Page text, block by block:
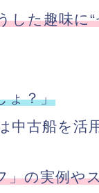
た趣味に“
ょ？」
中古船を活
の実例や